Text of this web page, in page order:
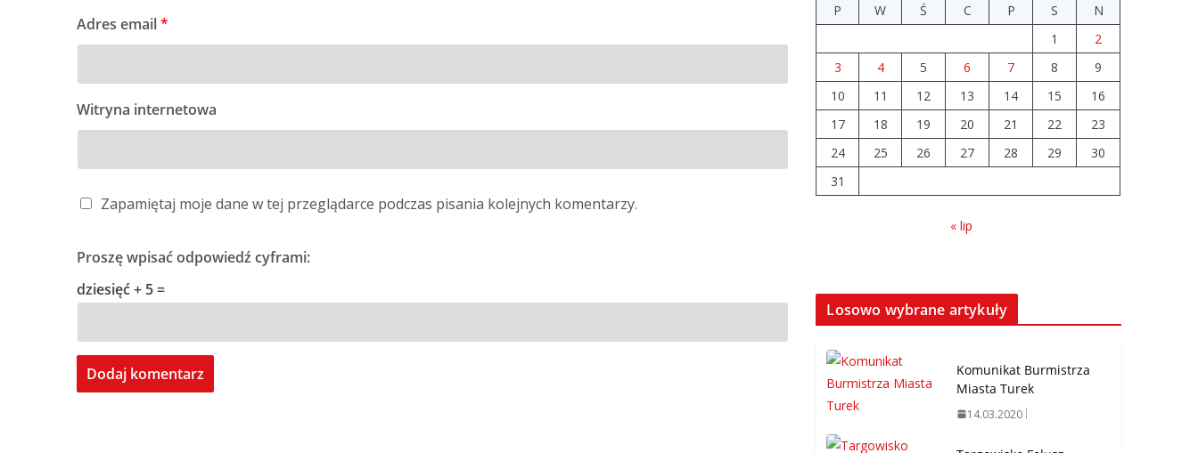
Adres email*
Witryna internetowa
Zapamiętaj moje dane w tej przeglądarce podczas pisania kolejnych komentarzy.
Proszę wpisać odpowiedź cyframi:
dziesięć + 5 =
P
W Ś C P S
N
1
2
3
4 5 6 7 8
9
10
11 12 13 14 15
16
17
18 19 20 21 22
23
24
25 26 27 28 29
30
31
« lip
Losowo wybrane artykuły
Komunikat Burmistrza
Miasta Turek
14.03.2020